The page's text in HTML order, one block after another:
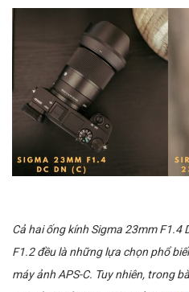
Cả hai ống kính Sigma 23mm F1.4
F1.2 đều là những lựa chọn phổ
máy ảnh APS-C. Tuy nhiên, trong